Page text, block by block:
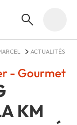
ACTUALITÉS
KM
- Gourmet